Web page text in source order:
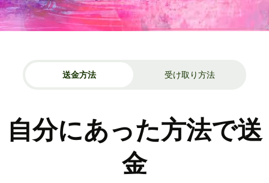
送金方法 受け取り方法
自分にあった方法で送
金